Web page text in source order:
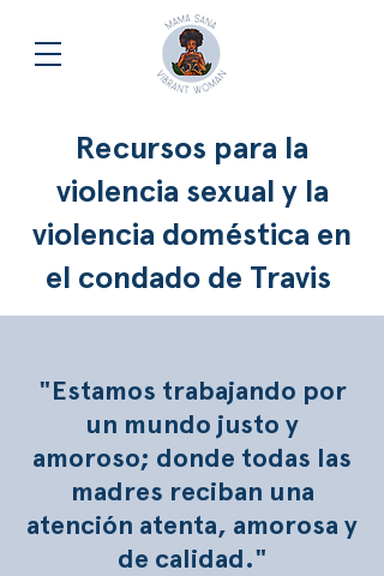
Recursos para la
violencia sexual y la
violencia doméstica en
el condado de Travis
"Estamos trabajando por
un mundo justo y
amoroso; donde todas las
madres reciban una
atención atenta, amorosa y
de calidad."